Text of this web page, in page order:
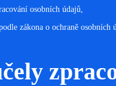
osobních údajů,
zákona o ochraně osobních